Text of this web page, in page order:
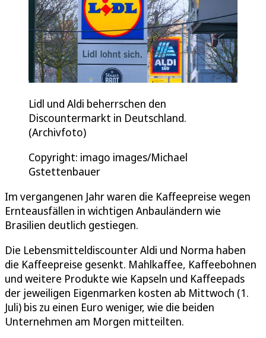
Lidl und Aldi beherrschen den
Discountermarkt in Deutschland.
(Archivfoto)
Copyright: imago images/Michael
Gstettenbauer
Im vergangenen Jahr waren die Kaffeepreise wegen
Ernteausfällen in wichtigen Anbauländern wie
Brasilien deutlich gestiegen.
Die Lebensmitteldiscounter Aldi und Norma haben
die Kaffeepreise gesenkt. Mahlkaffee, Kaffeebohnen
und weitere Produkte wie Kapseln und Kaffeepads
der jeweiligen Eigenmarken kosten ab Mittwoch (1.
Juli) bis zu einen Euro weniger, wie die beiden
Unternehmen am Morgen mitteilten.